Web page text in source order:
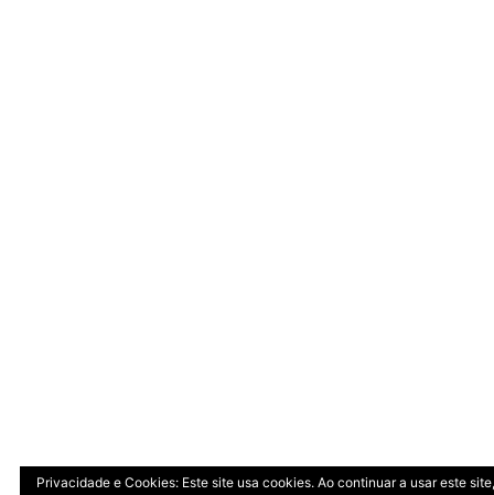
Privacidade e Cookies: Este site usa cookies. Ao continuar a usar este